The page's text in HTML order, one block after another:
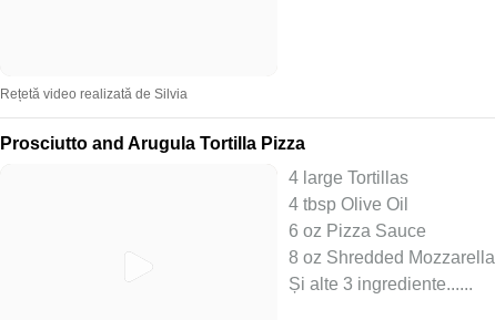
Rețetă video realizată de Silvia
Prosciutto and Arugula Tortilla Pizza
4 large Tortillas
4 tbsp Olive Oil
6 oz Pizza Sauce
8 oz Shredded Mozzarella
Și alte 3 ingrediente...